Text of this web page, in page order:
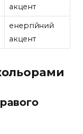
акцент
енергійний
акцент